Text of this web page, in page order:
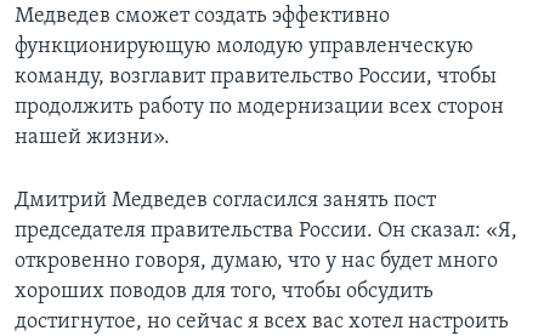
Медведев сможет создать эффективно
функционирующую молодую управленческую
команду, возглавит правительство России, чтобы
продолжить работу по модернизации всех сторон
нашей жизни».
Дмитрий Медведев согласился занять пост
председателя правительства России. Он сказал: «Я,
откровенно говоря, думаю, что у нас будет много
хороших поводов для того, чтобы обсудить
достигнутое, но сейчас я всех вас хотел настроить